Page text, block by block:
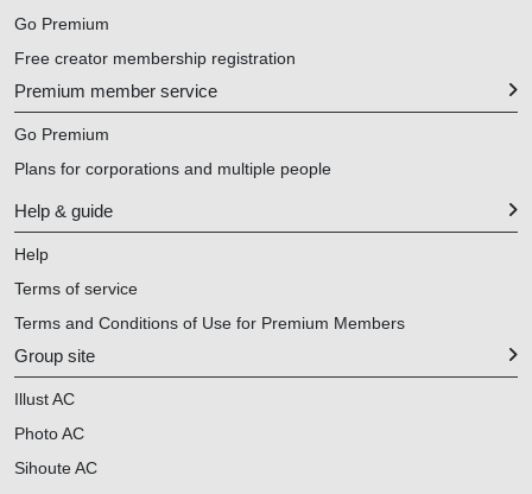
Go Premium
Free creator membership registration
Premium member service
Go Premium
Plans for corporations and multiple people
Help & guide
Help
Terms of service
Terms and Conditions of Use for Premium Members
Group site
Illust AC
Photo AC
Sihoute AC